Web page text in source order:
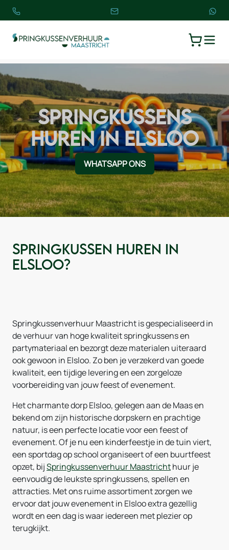
SPRINGKUSSENS
HUREN IN ELSLOO
WHATSAPP ONS
Springkussen huren in
Elsloo?
Springkussenverhuur Maastricht is gespecialiseerd in
de verhuur van hoge kwaliteit springkussens en
partymateriaal en bezorgt deze materialen uiteraard
ook gewoon in Elsloo. Zo ben je verzekerd van goede
kwaliteit, een tijdige levering en een zorgeloze
voorbereiding van jouw feest of evenement.
Het charmante dorp Elsloo, gelegen aan de Maas en
bekend om zijn historische dorpskern en prachtige
natuur, is een perfecte locatie voor een feest of
evenement. Of je nu een kinderfeestje in de tuin viert,
een sportdag op school organiseert of een buurtfeest
opzet, bijSpringkussenverhuur Maastrichthuur je
eenvoudig de leukste springkussens, spellen en
attracties. Met ons ruime assortiment zorgen we
ervoor dat jouw evenement in Elsloo extra gezellig
wordt en een dag is waar iedereen met plezier op
terugkijkt.